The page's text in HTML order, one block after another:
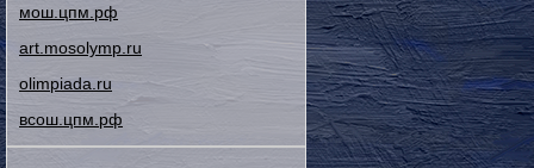
мош.цпм.рф
art.mosolymp.ru
olimpiada.ru
всош.цпм.рф